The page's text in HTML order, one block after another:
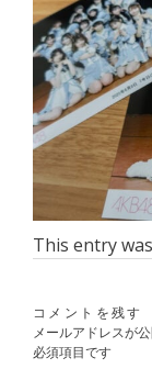
This entry
コメントを残す
メールアドレスが
必須項目です